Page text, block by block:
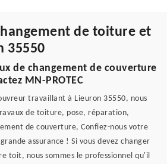
de toiture et
35550
de changement de couverture
MN-PROTEC
travaillant à Lieuron 35550, nous
de toiture, pose, réparation,
de couverture, Confiez-nous votre
assurance ! Si vous devez changer
toit, nous sommes le professionnel qu'il